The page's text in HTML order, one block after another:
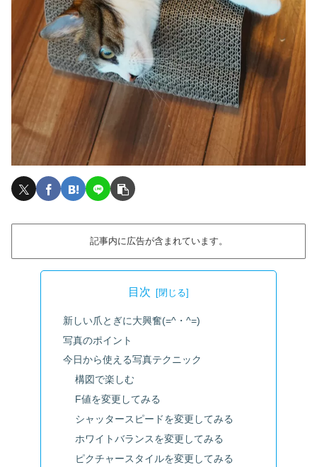
記事内に広告が含まれています。
目次
新しい爪とぎに大興奮(=^・^=)
写真のポイント
今日から使える写真テクニック
構図で楽しむ
F値を変更してみる
シャッタースピードを変更してみる
ホワイトバランスを変更してみる
ピクチャースタイルを変更してみる